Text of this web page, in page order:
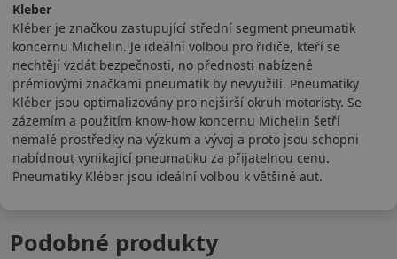
Kleber
Kléber je značkou zastupující střední segment pneumatik
koncernu Michelin. Je ideální volbou pro řidiče, kteří se
nechtějí vzdát bezpečnosti, no přednosti nabízené
prémiovými značkami pneumatik by nevyužili. Pneumatiky
Kléber jsou optimalizovány pro nejširší okruh motoristy. Se
zázemím a použitím know-how koncernu Michelin šetří
nemalé prostředky na výzkum a vývoj a proto jsou schopni
nabídnout vynikající pneumatiku za přijatelnou cenu.
Pneumatiky Kléber jsou ideální volbou k většině aut.
Podobné produkty